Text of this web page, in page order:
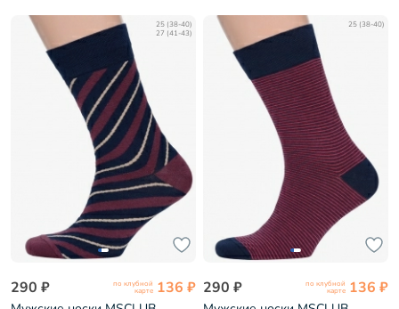
25 (38-40)
27 (41-43)
290 ₽ по клубной
карте 136 ₽
25 (38-40)
290 ₽ по клубной
карте 136 ₽